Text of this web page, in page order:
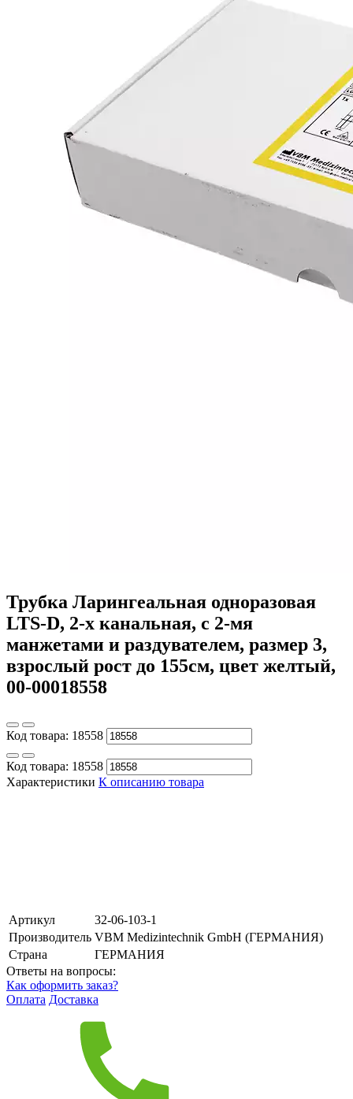
Трубка Ларингеальная одноразовая
LTS-D, 2-х канальная, с 2-мя
манжетами и раздувателем, размер 3,
взрослый рост до 155см, цвет желтый,
00-00018558
Код товара: 18558
Код товара: 18558
Характеристики К описанию товара
Артикул
32-06-103-1
Производитель VBM Medizintechnik GmbH (ГЕРМАНИЯ)
Страна
ГЕРМАНИЯ
Ответы на вопросы:
Как оформить заказ?
Оплата Доставка